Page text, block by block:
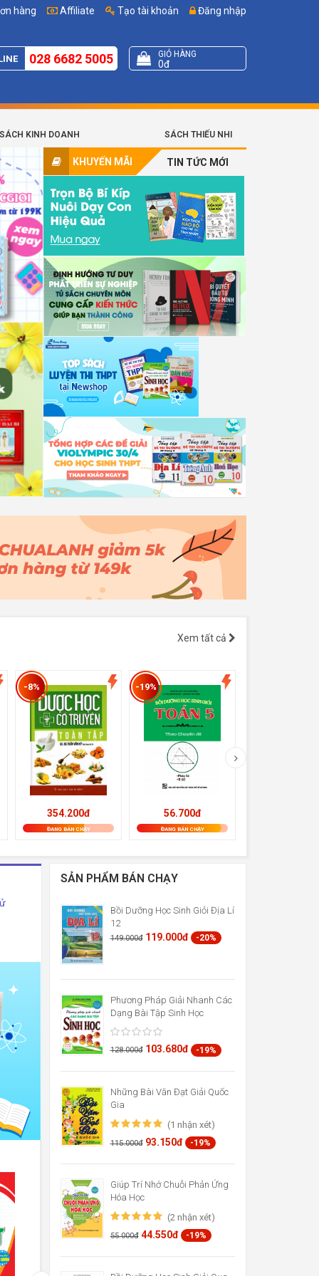
Affiliate Tạo tài khoản Đăng nhập
hàng
028 6682 5005 GIỎ HÀNG
0đ
SÁCH KINH DOANH SÁCH THIẾU NHI
KHUYẾN MÃI TIN TỨC MỚI
Xem tất cả
-8%
354.200đ
ĐANG BÁN CHẠY
-19%
56.700đ
ĐANG BÁN CHẠY
SẢN PHẨM BÁN CHẠY
Bồi Dưỡng Học Sinh Giỏi Địa Lí
12
149.000đ 119.000đ -20%
Phương Pháp Giải Nhanh Các
Dạng Bài Tập Sinh Học
128.000đ 103.680đ -19%
Những Bài Văn Đạt Giải Quốc
Gia
(1 nhận xét)
115.000đ 93.150đ -19%
Giúp Trí Nhớ Chuỗi Phản Ứng
Hóa Học
(2 nhận xét)
55.000đ 44.550đ -19%